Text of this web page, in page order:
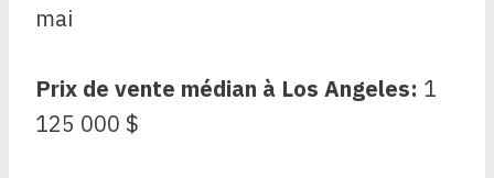
mai
Prix de vente médian à Los Angeles: 1
125 000 $